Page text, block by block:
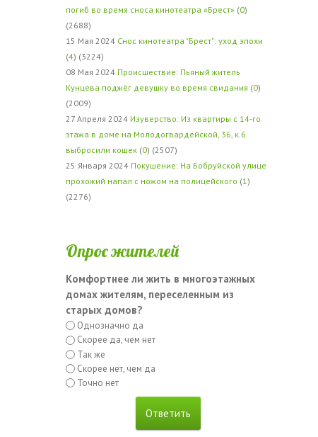
погиб во время сноса кинотеатра «Брест» (0)
(2688)
15 Мая 2024 Снос кинотеатра "Брест": уход эпохи
(4) (3224)
08 Мая 2024 Происшествие: Пьяный житель
Кунцева поджёг девушку во время свидания (0)
(2009)
27 Апреля 2024 Изуверство: Из квартиры с 14-го
этажа в доме на Молодогвардейской, 36, к.6
выбросили кошек (0) (2507)
25 Января 2024 Покушение: На Бобруйской улице
прохожий напал с ножом на полицейского (1)
(2276)
Опрос жителей
Комфортнее ли жить в многоэтажных
домах жителям, переселенным из
старых домов?
Однозначно да
Скорее да, чем нет
Так же
Скорее нет, чем да
Точно нет